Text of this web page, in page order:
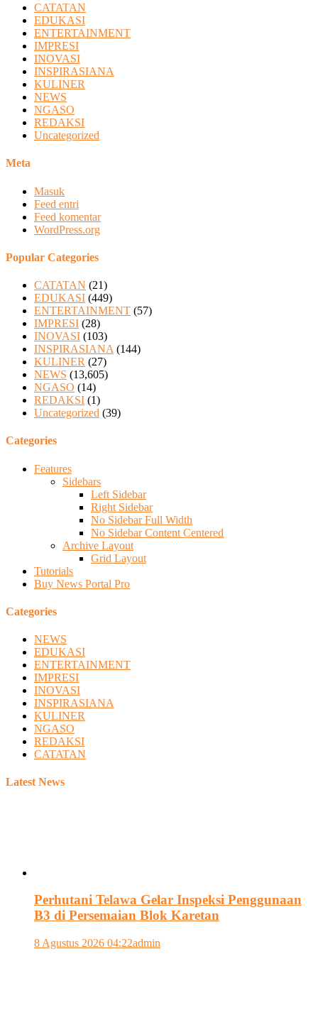
CATATAN
EDUKASI
ENTERTAINMENT
IMPRESI
INOVASI
INSPIRASIANA
KULINER
NEWS
NGASO
REDAKSI
Uncategorized
Meta
Masuk
Feed entri
Feed komentar
WordPress.org
Popular Categories
CATATAN (21)
EDUKASI (449)
ENTERTAINMENT (57)
IMPRESI (28)
INOVASI (103)
INSPIRASIANA (144)
KULINER (27)
NEWS (13,605)
NGASO (14)
REDAKSI (1)
Uncategorized (39)
Categories
Features
Sidebars
Left Sidebar
Right Sidebar
No Sidebar Full Width
No Sidebar Content Centered
Archive Layout
Grid Layout
Tutorials
Buy News Portal Pro
Categories
NEWS
EDUKASI
ENTERTAINMENT
IMPRESI
INOVASI
INSPIRASIANA
KULINER
NGASO
REDAKSI
CATATAN
Latest News
Perhutani Telawa Gelar Inspeksi Penggunaan
B3 di Persemaian Blok Karetan
8 Agustus 2026 04:22admin